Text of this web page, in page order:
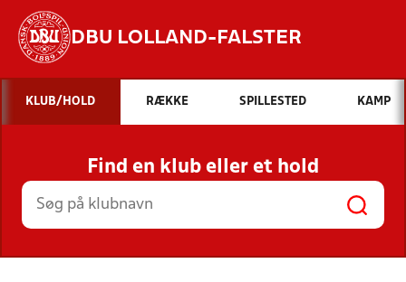
DBU LOLLAND-FALSTER
Hvad vil du søge efter?
INDHOLD OG NYHEDER
STILLINGER, RESULTATER, KLUBBER OG
HOLD
KLUB/HOLD RÆKKE SPILLESTED KAMP
Find en klub eller et hold